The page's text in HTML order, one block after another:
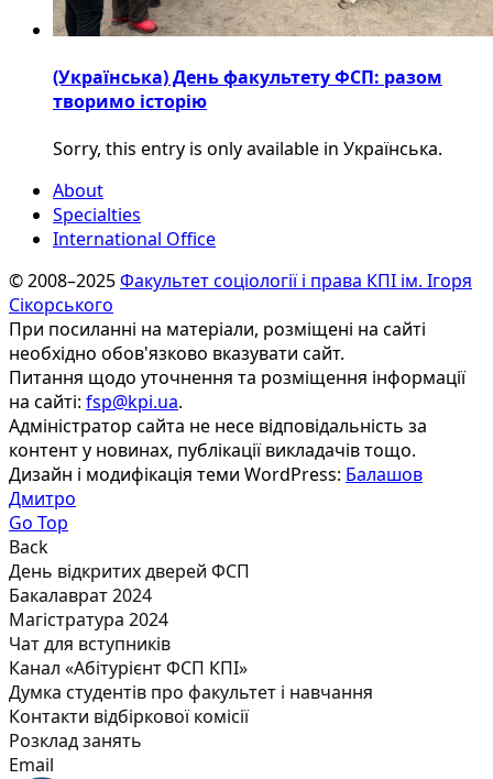
(Українська) День факультету ФСП: разом
творимо історію
Sorry, this entry is only available in Українська.
About
Specialties
International Office
© 2008–2025Факультет соціології і права КПІ ім. Ігоря
Сікорського
При посиланні на матеріали, розміщені на сайті
необхідно обов'язково вказувати сайт.
Питання щодо уточнення та розміщення інформації
на сайті: fsp@kpi.ua.
Адміністратор сайта не несе відповідальність за
контент у новинах, публікації викладачів тощо.
Дизайн і модифікація теми WordPress: Балашов
Дмитро
Go Top
Back
День відкритих дверей ФСП
Бакалаврат 2024
Магістратура 2024
Чат для вступників
Канал «Абітурієнт ФСП КПІ»
Думка студентів про факультет і навчання
Контакти відбіркової комісії
Розклад занять
Email